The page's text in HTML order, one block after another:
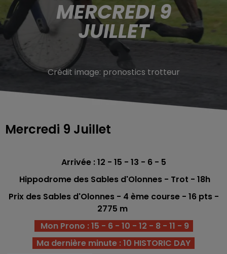
MERCREDI 9
JUILLET
Crédit image: pronostics trotteur
Mercredi 9 Juillet
Arrivée : 12 - 15 - 13 - 6 - 5
Hippodrome des Sables d'Olonnes - Trot - 18h
Prix des Sables d'Olonnes - 4 èmecourse - 16 pts -
2775 m
Mon Prono : 15 - 6 - 10 - 12 - 8 - 11 - 9
Ma dernière minute : 10 HISTORIC DAY